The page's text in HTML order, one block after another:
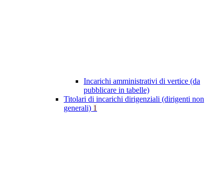
Incarichi amministrativi di vertice (da
pubblicare in tabelle)
Titolari di incarichi dirigenziali (dirigenti non
generali) 1